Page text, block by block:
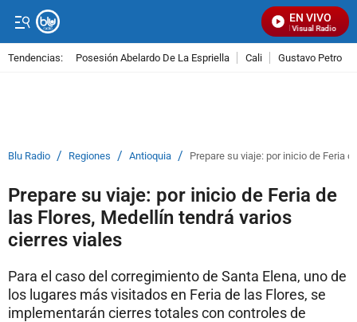
EN VIVO
Señal Visual Radio
Tendencias: Posesión Abelardo De La Espriella Cali Gustavo Petro
Blu Radio / Regiones / Antioquia / Prepare su viaje: por inicio de Feria
Prepare su viaje: por inicio de Feria de
las Flores, Medellín tendrá varios
cierres viales
Para el caso del corregimiento de Santa Elena, uno de
los lugares más visitados en Feria de las Flores, se
implementarán cierres totales con controles de